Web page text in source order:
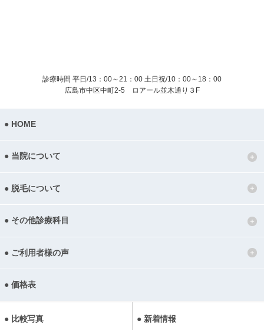
診療時間 平日/13：00～21：00 土日祝/10：00～18：00
広島市中区中町2-5 ロアール並木通り３F
HOME
当院について
脱毛について
その他診療科目
ご利用者様の声
価格表
比較写真 新着情報